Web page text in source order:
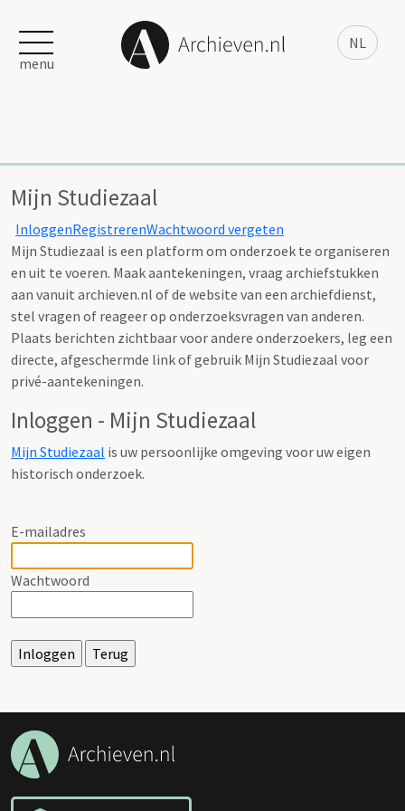
NL
menu
Mijn Studiezaal
InloggenRegistrerenWachtwoord vergeten
Mijn Studiezaal is een platform om onderzoek te organiseren
en uit te voeren. Maak aantekeningen, vraag archiefstukken
aan vanuit archieven.nl of de website van een archiefdienst,
stel vragen of reageer op onderzoeksvragen van anderen.
Plaats berichten zichtbaar voor andere onderzoekers, leg een
directe, afgeschermde link of gebruik Mijn Studiezaal voor
privé-aantekeningen.
Inloggen - Mijn Studiezaal
Mijn Studiezaal is uw persoonlijke omgeving voor uw eigen
historisch onderzoek.
E-mailadres
Wachtwoord